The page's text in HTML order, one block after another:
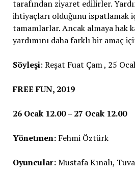
tarafından ziyaret edilirler.
ihtiyaçları olduğunu ispatlamak
tamamlarlar. Ancak almaya hak
yardımını daha farklı bir amaç
Söyleşi: Reşat Fuat Çam , 25
FREE FUN, 2019
26 Ocak 12.00 – 27 Ocak 12.00
Yönetmen: Fehmi Öztürk
Oyuncular:Mustafa Kınalı,